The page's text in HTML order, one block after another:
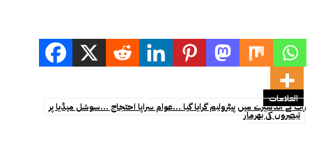
العلامات
رات کے اندھیرے میں پیٹرولبم گرایا گیا ...عوام سراپا احتجاج ...سوشل میڈیا پر
تبصروں کی بھرمار